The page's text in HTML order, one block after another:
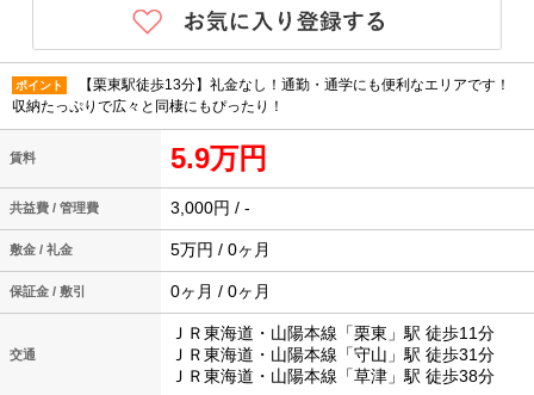
ポイント
【栗東駅徒歩13分】礼金なし！通勤・通学にも便利なエリアです！
収納たっぷりで広々と同棲にもぴったり！
賃料 5.9万円
共益費 / 管理費 3,000円 / -
敷金 / 礼金 5万円 / 0ヶ月
保証金 / 敷引 0ヶ月 / 0ヶ月
交通
ＪＲ東海道・山陽本線「栗東」駅 徒歩11分
ＪＲ東海道・山陽本線「守山」駅 徒歩31分
ＪＲ東海道・山陽本線「草津」駅 徒歩38分